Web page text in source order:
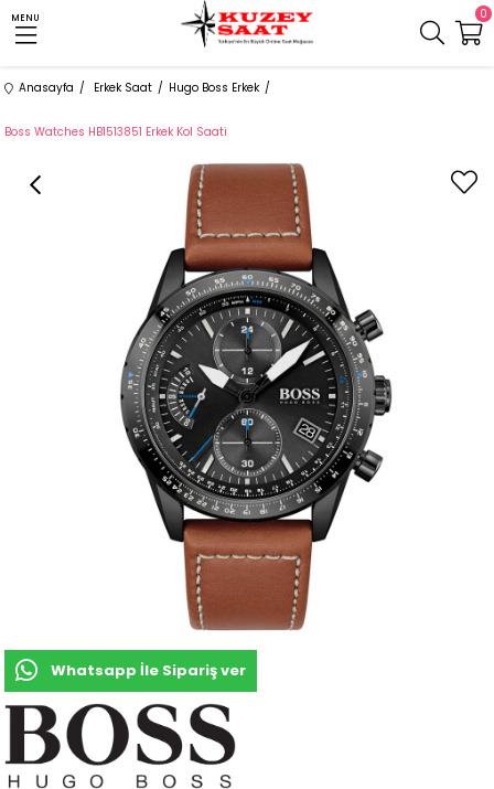
MENU 0
Anasayfa Erkek Saat Hugo Boss Erkek
Boss Watches HB1513851 Erkek Kol Saati
Whatsapp İle Sipariş ver